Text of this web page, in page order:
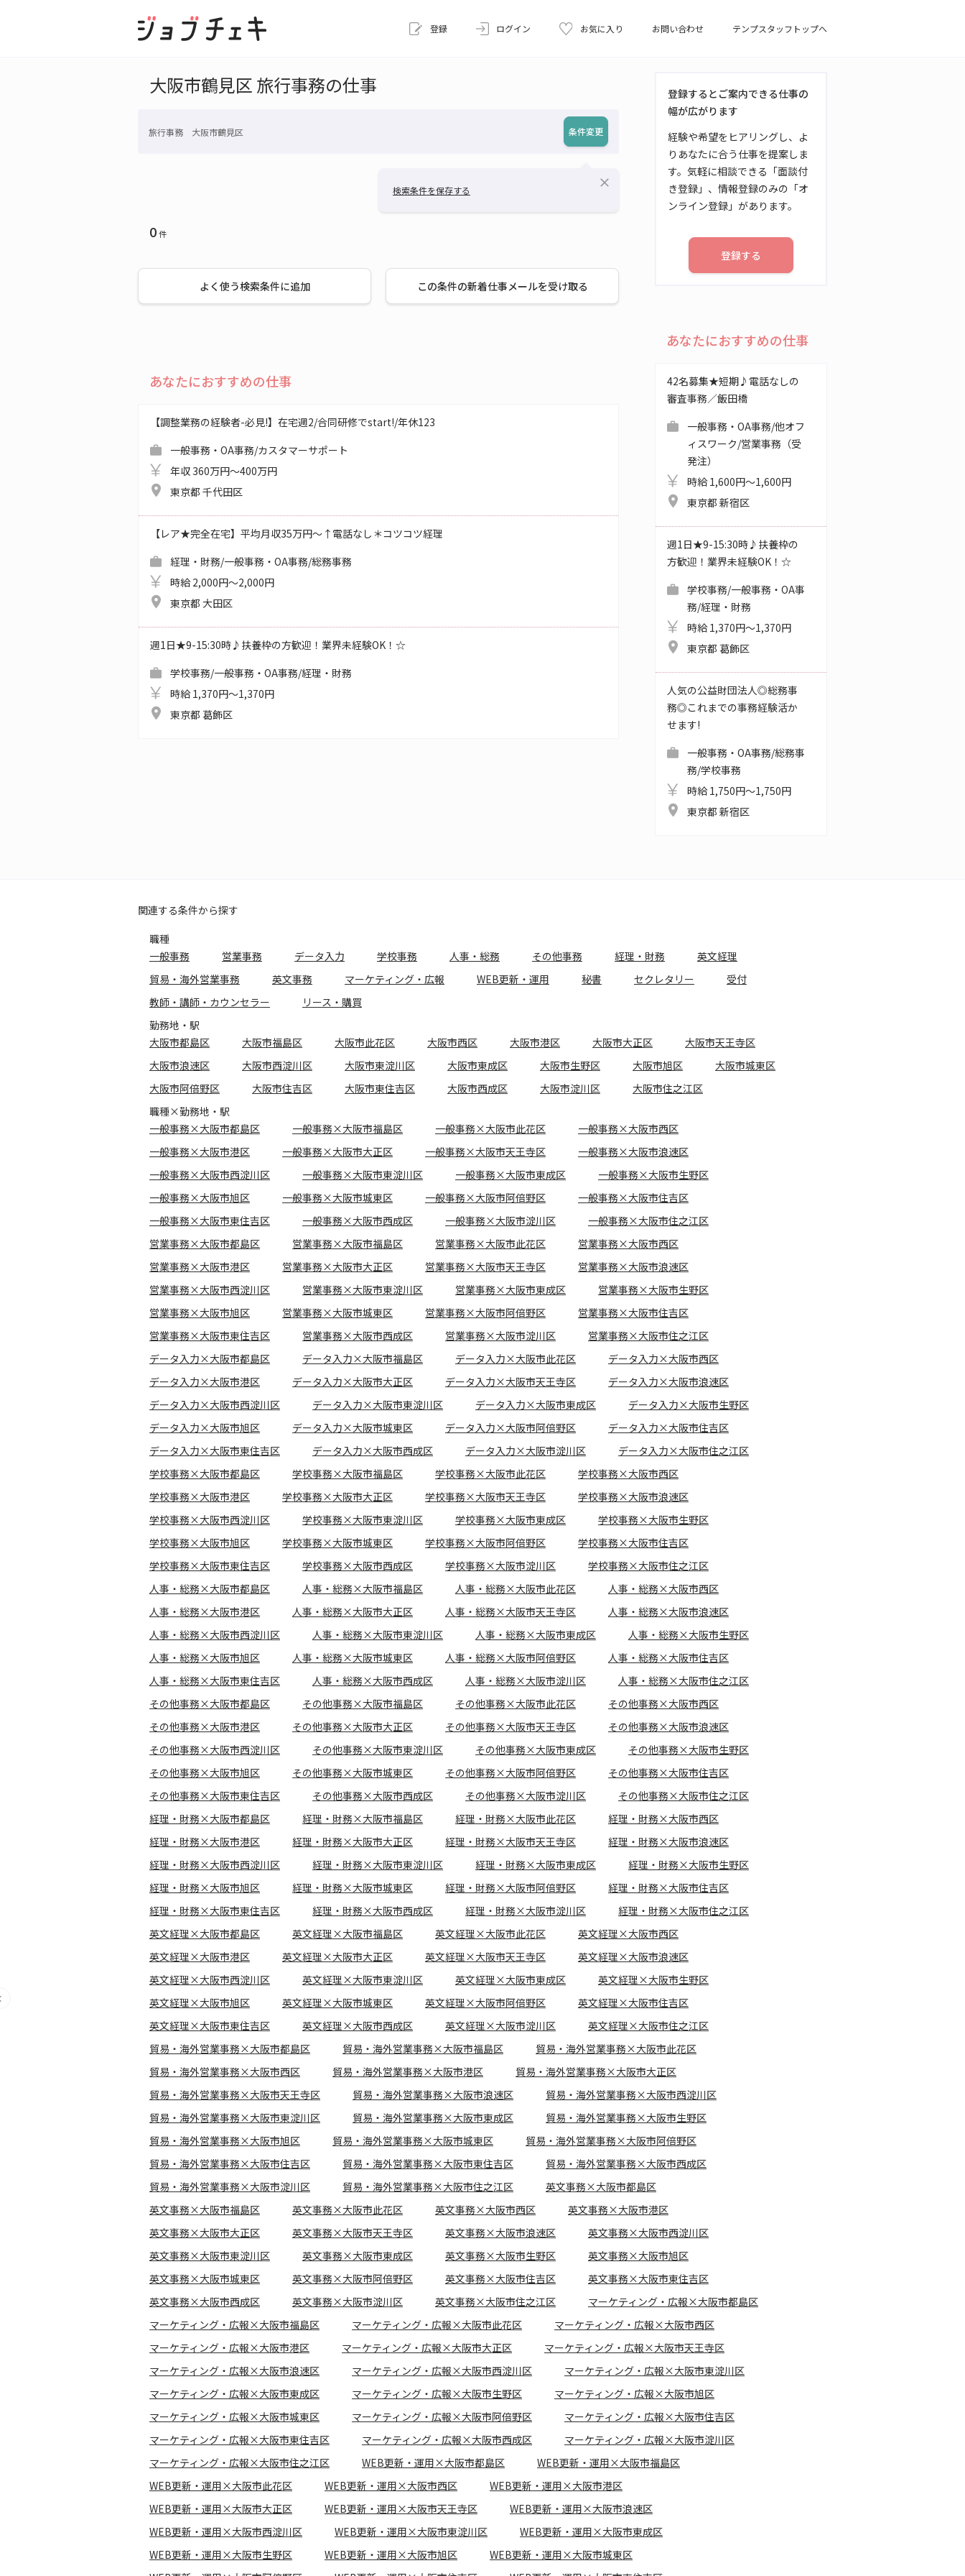
登録 ログイン お気に入り お問い合わせ テンプスタッフトップへ
大阪市鶴見区 旅行事務の仕事
旅行事務 大阪市鶴見区 条件変更
検索条件を保存する
close
0件
よく使う検索条件に追加 この条件の新着仕事メールを受け取る
あなたにおすすめの仕事
【調整業務の経験者-必見!】在宅週2/合同研修でstart!/年休123
一般事務・OA事務/カスタマーサポート
年収 360万円～400万円
東京都 千代田区
【レア★完全在宅】平均月収35万円～↑電話なし＊コツコツ経理
経理・財務/一般事務・OA事務/総務事務
時給 2,000円～2,000円
東京都 大田区
週1日★9-15:30時♪扶養枠の方歓迎！業界未経験OK！☆
学校事務/一般事務・OA事務/経理・財務
時給 1,370円～1,370円
東京都 葛飾区
登録するとご案内できる仕事の
幅が広がります
経験や希望をヒアリングし、よ
りあなたに合う仕事を提案しま
す。気軽に相談できる「面談付
き登録」、情報登録のみの「オ
ンライン登録」があります。
登録する
あなたにおすすめの仕事
42名募集★短期♪電話なしの
審査事務／飯田橋
一般事務・OA事務/他オフ
ィスワーク/営業事務（受
発注）
時給 1,600円～1,600円
東京都 新宿区
週1日★9-15:30時♪扶養枠の
方歓迎！業界未経験OK！☆
学校事務/一般事務・OA事
務/経理・財務
時給 1,370円～1,370円
東京都 葛飾区
人気の公益財団法人◎総務事
務◎これまでの事務経験活か
せます!
一般事務・OA事務/総務事
務/学校事務
時給 1,750円～1,750円
東京都 新宿区
関連する条件から探す
職種
一般事務
営業事務 データ入力 学校事務 人事・総務 その他事務 経理・財務
英文経理
貿易・海外営業事務
英文事務 マーケティング・広報 WEB更新・運用 秘書 セクレタリー
受付
教師・講師・カウンセラー
リース・購買
勤務地・駅
大阪市都島区
大阪市福島区 大阪市此花区 大阪市西区 大阪市港区 大阪市大正区
大阪市天王寺区
大阪市浪速区
大阪市西淀川区 大阪市東淀川区 大阪市東成区 大阪市生野区 大阪市旭区
大阪市城東区
大阪市阿倍野区
大阪市住吉区 大阪市東住吉区 大阪市西成区 大阪市淀川区
大阪市住之江区
職種×勤務地・駅
一般事務×大阪市都島区
一般事務×大阪市福島区 一般事務×大阪市此花区
一般事務×大阪市西区
一般事務×大阪市港区
一般事務×大阪市大正区 一般事務×大阪市天王寺区
一般事務×大阪市浪速区
一般事務×大阪市西淀川区
一般事務×大阪市東淀川区 一般事務×大阪市東成区
一般事務×大阪市生野区
一般事務×大阪市旭区
一般事務×大阪市城東区 一般事務×大阪市阿倍野区
一般事務×大阪市住吉区
一般事務×大阪市東住吉区
一般事務×大阪市西成区 一般事務×大阪市淀川区
一般事務×大阪市住之江区
営業事務×大阪市都島区
営業事務×大阪市福島区 営業事務×大阪市此花区
営業事務×大阪市西区
営業事務×大阪市港区
営業事務×大阪市大正区 営業事務×大阪市天王寺区
営業事務×大阪市浪速区
営業事務×大阪市西淀川区
営業事務×大阪市東淀川区 営業事務×大阪市東成区
営業事務×大阪市生野区
営業事務×大阪市旭区
営業事務×大阪市城東区 営業事務×大阪市阿倍野区
営業事務×大阪市住吉区
営業事務×大阪市東住吉区
営業事務×大阪市西成区 営業事務×大阪市淀川区
営業事務×大阪市住之江区
データ入力×大阪市都島区
データ入力×大阪市福島区 データ入力×大阪市此花区
データ入力×大阪市西区
データ入力×大阪市港区
データ入力×大阪市大正区 データ入力×大阪市天王寺区
データ入力×大阪市浪速区
データ入力×大阪市西淀川区
データ入力×大阪市東淀川区 データ入力×大阪市東成区
データ入力×大阪市生野区
データ入力×大阪市旭区
データ入力×大阪市城東区 データ入力×大阪市阿倍野区
データ入力×大阪市住吉区
データ入力×大阪市東住吉区
データ入力×大阪市西成区 データ入力×大阪市淀川区
データ入力×大阪市住之江区
学校事務×大阪市都島区
学校事務×大阪市福島区 学校事務×大阪市此花区
学校事務×大阪市西区
学校事務×大阪市港区
学校事務×大阪市大正区 学校事務×大阪市天王寺区
学校事務×大阪市浪速区
学校事務×大阪市西淀川区
学校事務×大阪市東淀川区 学校事務×大阪市東成区
学校事務×大阪市生野区
学校事務×大阪市旭区
学校事務×大阪市城東区 学校事務×大阪市阿倍野区
学校事務×大阪市住吉区
学校事務×大阪市東住吉区
学校事務×大阪市西成区 学校事務×大阪市淀川区
学校事務×大阪市住之江区
人事・総務×大阪市都島区
人事・総務×大阪市福島区 人事・総務×大阪市此花区
人事・総務×大阪市西区
人事・総務×大阪市港区
人事・総務×大阪市大正区 人事・総務×大阪市天王寺区
人事・総務×大阪市浪速区
人事・総務×大阪市西淀川区
人事・総務×大阪市東淀川区 人事・総務×大阪市東成区
人事・総務×大阪市生野区
人事・総務×大阪市旭区
人事・総務×大阪市城東区 人事・総務×大阪市阿倍野区
人事・総務×大阪市住吉区
人事・総務×大阪市東住吉区
人事・総務×大阪市西成区 人事・総務×大阪市淀川区
人事・総務×大阪市住之江区
その他事務×大阪市都島区
その他事務×大阪市福島区 その他事務×大阪市此花区
その他事務×大阪市西区
その他事務×大阪市港区
その他事務×大阪市大正区 その他事務×大阪市天王寺区
その他事務×大阪市浪速区
その他事務×大阪市西淀川区
その他事務×大阪市東淀川区 その他事務×大阪市東成区
その他事務×大阪市生野区
その他事務×大阪市旭区
その他事務×大阪市城東区 その他事務×大阪市阿倍野区
その他事務×大阪市住吉区
その他事務×大阪市東住吉区
その他事務×大阪市西成区 その他事務×大阪市淀川区
その他事務×大阪市住之江区
経理・財務×大阪市都島区
経理・財務×大阪市福島区 経理・財務×大阪市此花区
経理・財務×大阪市西区
経理・財務×大阪市港区
経理・財務×大阪市大正区 経理・財務×大阪市天王寺区
経理・財務×大阪市浪速区
経理・財務×大阪市西淀川区
経理・財務×大阪市東淀川区 経理・財務×大阪市東成区
経理・財務×大阪市生野区
経理・財務×大阪市旭区
経理・財務×大阪市城東区 経理・財務×大阪市阿倍野区
経理・財務×大阪市住吉区
経理・財務×大阪市東住吉区
経理・財務×大阪市西成区 経理・財務×大阪市淀川区
経理・財務×大阪市住之江区
英文経理×大阪市都島区
英文経理×大阪市福島区 英文経理×大阪市此花区
英文経理×大阪市西区
英文経理×大阪市港区
英文経理×大阪市大正区 英文経理×大阪市天王寺区
英文経理×大阪市浪速区
英文経理×大阪市西淀川区
英文経理×大阪市東淀川区 英文経理×大阪市東成区
英文経理×大阪市生野区
英文経理×大阪市旭区
英文経理×大阪市城東区 英文経理×大阪市阿倍野区
英文経理×大阪市住吉区
英文経理×大阪市東住吉区
英文経理×大阪市西成区 英文経理×大阪市淀川区
英文経理×大阪市住之江区
貿易・海外営業事務×大阪市都島区
貿易・海外営業事務×大阪市福島区
貿易・海外営業事務×大阪市此花区
貿易・海外営業事務×大阪市西区
貿易・海外営業事務×大阪市港区
貿易・海外営業事務×大阪市大正区
貿易・海外営業事務×大阪市天王寺区
貿易・海外営業事務×大阪市浪速区
貿易・海外営業事務×大阪市西淀川区
貿易・海外営業事務×大阪市東淀川区
貿易・海外営業事務×大阪市東成区
貿易・海外営業事務×大阪市生野区
貿易・海外営業事務×大阪市旭区
貿易・海外営業事務×大阪市城東区
貿易・海外営業事務×大阪市阿倍野区
貿易・海外営業事務×大阪市住吉区
貿易・海外営業事務×大阪市東住吉区
貿易・海外営業事務×大阪市西成区
貿易・海外営業事務×大阪市淀川区
貿易・海外営業事務×大阪市住之江区
英文事務×大阪市都島区
英文事務×大阪市福島区
英文事務×大阪市此花区 英文事務×大阪市西区
英文事務×大阪市港区
英文事務×大阪市大正区
英文事務×大阪市天王寺区 英文事務×大阪市浪速区
英文事務×大阪市西淀川区
英文事務×大阪市東淀川区
英文事務×大阪市東成区 英文事務×大阪市生野区
英文事務×大阪市旭区
英文事務×大阪市城東区
英文事務×大阪市阿倍野区 英文事務×大阪市住吉区
英文事務×大阪市東住吉区
英文事務×大阪市西成区
英文事務×大阪市淀川区 英文事務×大阪市住之江区
マーケティング・広報×大阪市都島区
マーケティング・広報×大阪市福島区
マーケティング・広報×大阪市此花区
マーケティング・広報×大阪市西区
マーケティング・広報×大阪市港区
マーケティング・広報×大阪市大正区
マーケティング・広報×大阪市天王寺区
マーケティング・広報×大阪市浪速区
マーケティング・広報×大阪市西淀川区
マーケティング・広報×大阪市東淀川区
マーケティング・広報×大阪市東成区
マーケティング・広報×大阪市生野区
マーケティング・広報×大阪市旭区
マーケティング・広報×大阪市城東区
マーケティング・広報×大阪市阿倍野区
マーケティング・広報×大阪市住吉区
マーケティング・広報×大阪市東住吉区
マーケティング・広報×大阪市西成区
マーケティング・広報×大阪市淀川区
マーケティング・広報×大阪市住之江区
WEB更新・運用×大阪市都島区
WEB更新・運用×大阪市福島区
WEB更新・運用×大阪市此花区
WEB更新・運用×大阪市西区
WEB更新・運用×大阪市港区
WEB更新・運用×大阪市大正区
WEB更新・運用×大阪市天王寺区
WEB更新・運用×大阪市浪速区
WEB更新・運用×大阪市西淀川区
WEB更新・運用×大阪市東淀川区
WEB更新・運用×大阪市東成区
WEB更新・運用×大阪市生野区
WEB更新・運用×大阪市旭区
WEB更新・運用×大阪市城東区